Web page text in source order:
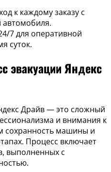
к каждому заказу с
автомобиля.
7 для оперативной
суток.
эвакуации Яндекс
Драйв — это сложный
и внимания к
сохранность машины и
Процесс включает
выполненных с